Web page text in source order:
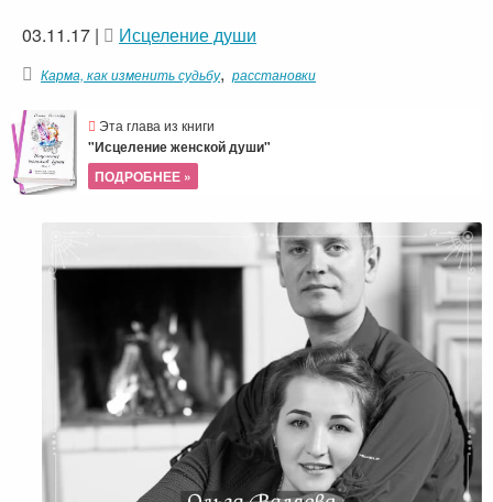
03.11.17 | Исцеление души
Карма, как изменить судьбу, расстановки
Эта глава из книги
"Исцеление женской души"
ПОДРОБНЕЕ »